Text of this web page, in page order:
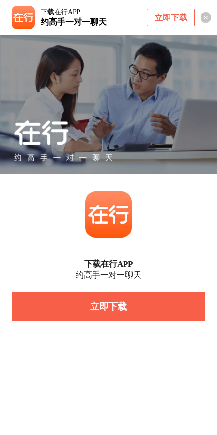
下载在行APP
约高手一对一聊天 立即下载
下载在行APP
约高手一对一聊天
立即下载